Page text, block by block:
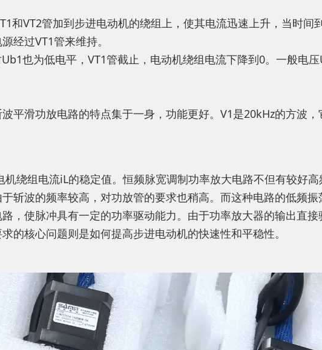
和VT2管加到步进电动机的绕组上，使其电流迅速上升，当时
经过VT1管来维持。
也为低电平，VT1管截止，电动机绕组电流下降到0。一般电
平滑功放电路的特点集于一身，功能更好。V1是20kHz的方波
绕组电流iL的稳定值。恒频脉宽调制功率放大电路不但有较好
斩波的频率较高，对功放管的要求也稍高。而这种电路的低频振
，使脉冲具有一定的功率驱动能力。由于功率放大器的输出直
的核心问题则是如何提高步进电动机的快速性和平稳性。